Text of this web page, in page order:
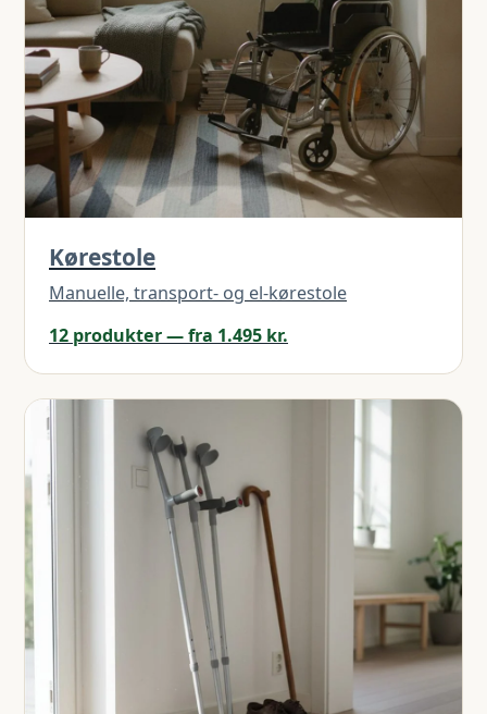
Kørestole
Manuelle, transport- og el-kørestole
12 produkter — fra 1.495 kr.